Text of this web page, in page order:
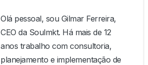
Olá pessoal, sou Gilmar Ferreira,
CEO da Soulmkt. Há mais de 12
anos trabalho com consultoria,
planejamento e implementação de